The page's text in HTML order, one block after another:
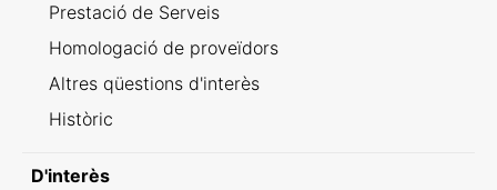
Prestació de Serveis
Homologació de proveïdors
Altres qüestions d'interès
Històric
D'interès